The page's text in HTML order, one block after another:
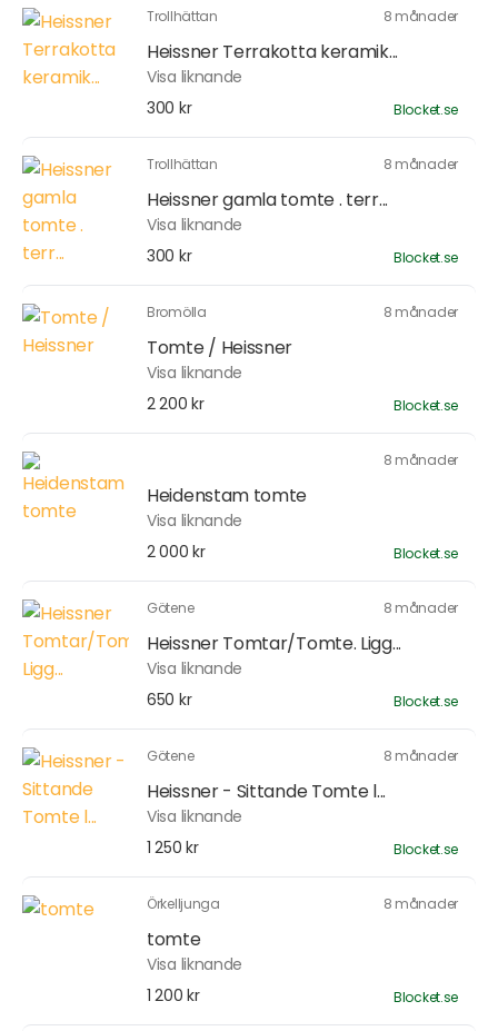
Trollhättan 8 månader
Heissner Terrakotta keramik...
Visa liknande
300 kr
Blocket.se
Trollhättan 8 månader
Heissner gamla tomte . terr...
Visa liknande
300 kr
Blocket.se
Bromölla 8 månader
Tomte / Heissner
Visa liknande
2 200 kr
Blocket.se
8 månader
Heidenstam tomte
Visa liknande
2 000 kr
Blocket.se
Götene 8 månader
Heissner Tomtar/Tomte. Ligg...
Visa liknande
650 kr
Blocket.se
Götene 8 månader
Heissner - Sittande Tomte l...
Visa liknande
1 250 kr
Blocket.se
Örkelljunga 8 månader
tomte
Visa liknande
1 200 kr
Blocket.se